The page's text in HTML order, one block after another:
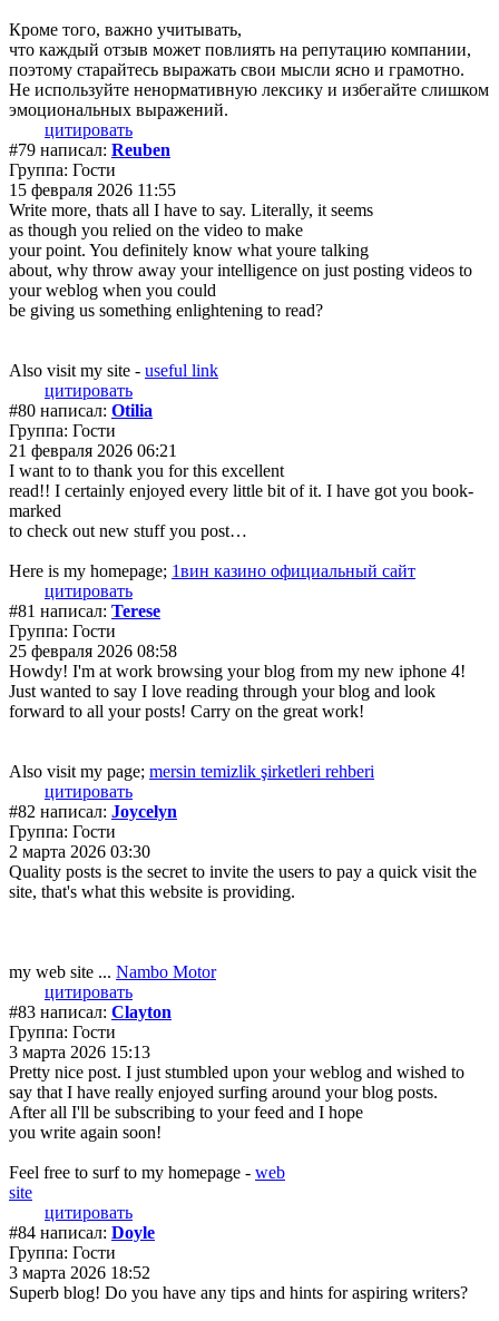
Кроме того, важно учитывать,
что каждый отзыв может повлиять на репутацию компании,
поэтому старайтесь выражать свои мысли ясно и грамотно.
Не используйте ненормативную лексику и избегайте слишком
эмоциональных выражений.
цитировать
#79 написал: Reuben
Группа: Гости
15 февраля 2026 11:55
Write more, thats all I have to say. Literally, it seems
as though you relied on the video to make
your point. You definitely know what youre talking
about, why throw away your intelligence on just posting videos to
your weblog when you could
be giving us something enlightening to read?
Also visit my site - useful link
цитировать
#80 написал: Otilia
Группа: Гости
21 февраля 2026 06:21
I want to to thank you for this excellent
read!! I certainly enjoyed every little bit of it. I have got you book-
marked
to check out new stuff you post…
Here is my homepage; 1вин казино официальный сайт
цитировать
#81 написал: Terese
Группа: Гости
25 февраля 2026 08:58
Howdy! I'm at work browsing your blog from my new iphone 4!
Just wanted to say I love reading through your blog and look
forward to all your posts! Carry on the great work!
Also visit my page; mersin temizlik şirketleri rehberi
цитировать
#82 написал: Joycelyn
Группа: Гости
2 марта 2026 03:30
Quality posts is the secret to invite the users to pay a quick visit the
site, that's what this website is providing.
my web site ... Nambo Motor
цитировать
#83 написал: Clayton
Группа: Гости
3 марта 2026 15:13
Pretty nice post. I just stumbled upon your weblog and wished to
say that I have really enjoyed surfing around your blog posts.
After all I'll be subscribing to your feed and I hope
you write again soon!
Feel free to surf to my homepage - web
site
цитировать
#84 написал: Doyle
Группа: Гости
3 марта 2026 18:52
Superb blog! Do you have any tips and hints for aspiring writers?